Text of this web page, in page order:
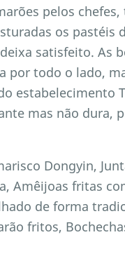
pelos
os pastéis
satisfeito. As
por todo o lado,
estabelecimento
mas não dura,
Dongyin,
Amêijoas fritas
de forma
fritos,